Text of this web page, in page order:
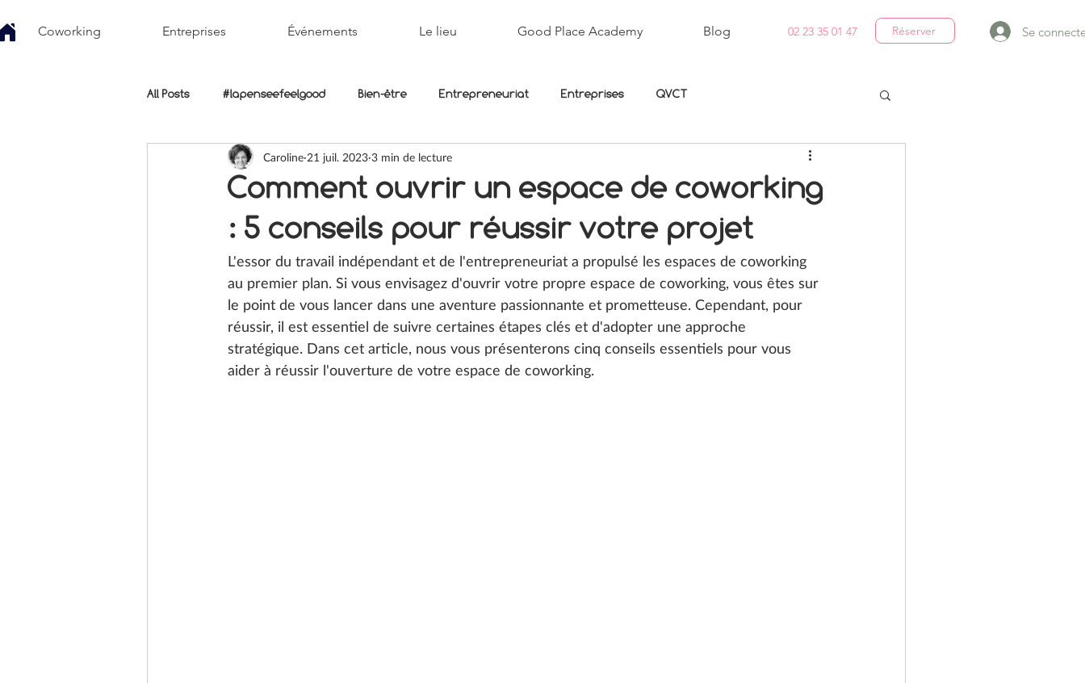
Coworking Entreprises Événements Le lieu Good Place Academy Blog 02 23 35 01 47 Réserver Se
All Posts #lapenseefeelgood Bien-être Entrepreneuriat Entreprises QVCT
Comment ouvrir un espace de coworking
: 5 conseils pour réussir votre projet
Caroline 21 juil. 2023 3 min de lecture
L'essor du travail indépendant et de l'entrepreneuriat a propulsé les espaces de coworking
au premier plan. Si vous envisagez d'ouvrir votre propre espace de coworking, vous êtes sur
le point de vous lancer dans une aventure passionnante et prometteuse. Cependant, pour
réussir, il est essentiel de suivre certaines étapes clés et d'adopter une approche
stratégique. Dans cet article, nous vous présenterons cinq conseils essentiels pour vous
aider à réussir l'ouverture de votre espace de coworking.